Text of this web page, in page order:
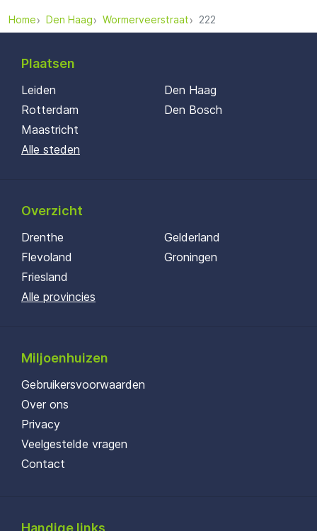
Home Den Haag Wormerveerstraat 222
Plaatsen
Leiden
Rotterdam
Maastricht
Den Haag
Den Bosch
Alle steden
Overzicht
Drenthe
Flevoland
Friesland
Gelderland
Groningen
Alle provincies
Miljoenhuizen
Gebruikersvoorwaarden
Over ons
Privacy
Veelgestelde vragen
Contact